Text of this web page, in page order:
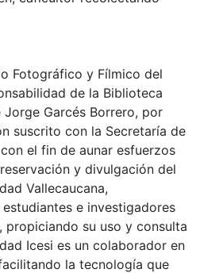
Fotográfico y Fílmico del
de la Biblioteca
Garcés Borrero, por
suscrito con la Secretaría de
el fin de aunar esfuerzos
y divulgación del
Vallecaucana,
e investigadores
propiciando su uso y consulta
Icesi es un colaborador en
la tecnología que